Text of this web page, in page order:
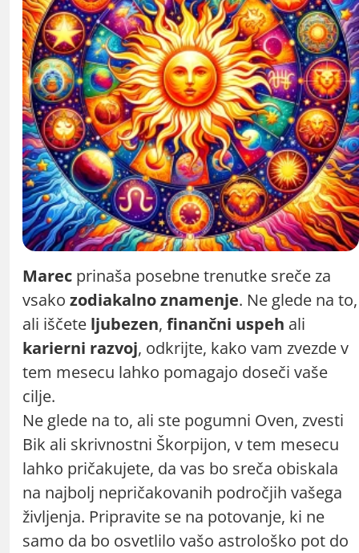
Marec prinaša posebne trenutke sreče za
vsako zodiakalno znamenje. Ne glede na to,
ali iščete ljubezen, finančni uspeh ali
karierni razvoj, odkrijte, kako vam zvezde v
tem mesecu lahko pomagajo doseči vaše
cilje.
Ne glede na to, ali ste pogumni Oven, zvesti
Bik ali skrivnostni Škorpijon, v tem mesecu
lahko pričakujete, da vas bo sreča obiskala
na najbolj nepričakovanih področjih vašega
življenja. Pripravite se na potovanje, ki ne
samo da bo osvetlilo vašo astrološko pot do